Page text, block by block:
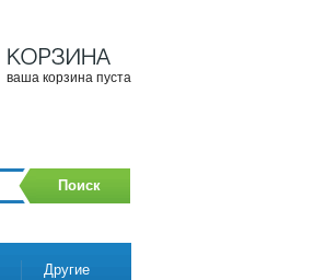
ваша корзина пуста
Поиск
Другие